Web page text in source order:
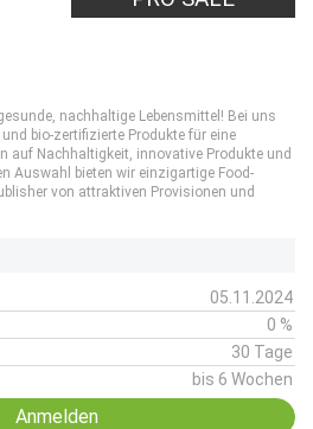
nachhaltige Lebensmittel! Bei uns
bio-zertifizierte Produkte für eine
auf Nachhaltigkeit, innovative Produkte und
Auswahl bieten wir einzigartige Food-
von attraktiven Provisionen und
05.11.2024
0 %
30 Tage
bis 6 Wochen
Anmelden